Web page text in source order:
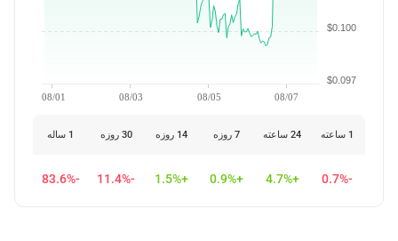
08/01 08/03 08/05 08/07
$0.097
$0.100
1 ساعته 24 ساعته 7 روزه 14 روزه 30 روزه 1 ساله
-0.7%
+4.7%
+0.9%
+1.5%
-11.4%
-83.6%